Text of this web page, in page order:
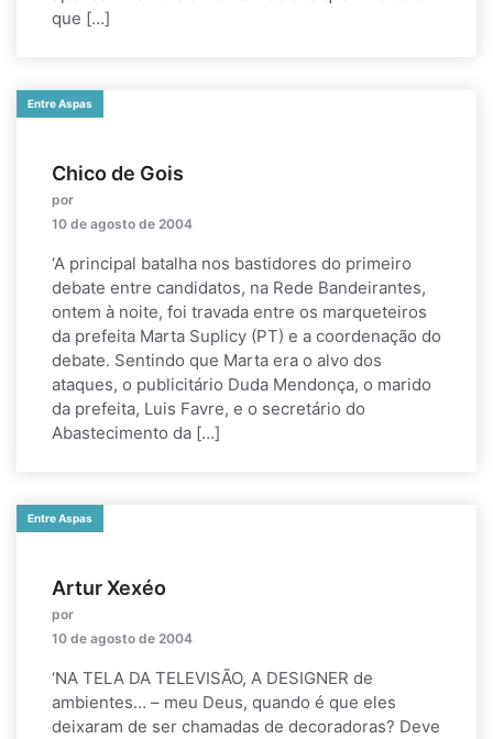
que […]
Entre Aspas
Chico de Gois
por
10 de agosto de 2004
‘A principal batalha nos bastidores do primeiro
debate entre candidatos, na Rede Bandeirantes,
ontem à noite, foi travada entre os marqueteiros
da prefeita Marta Suplicy (PT) e a coordenação do
debate. Sentindo que Marta era o alvo dos
ataques, o publicitário Duda Mendonça, o marido
da prefeita, Luis Favre, e o secretário do
Abastecimento da […]
Entre Aspas
Artur Xexéo
por
10 de agosto de 2004
‘NA TELA DA TELEVISÃO, A DESIGNER de
ambientes… – meu Deus, quando é que eles
deixaram de ser chamadas de decoradoras? Deve